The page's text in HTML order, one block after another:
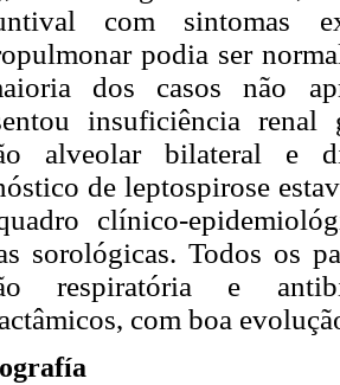
com sintomas
podia ser
dos casos não
insuficiência
alveolar bilateral e
de leptospirose
clínico-
sorológicas. Todos os
respiratória e
com boa